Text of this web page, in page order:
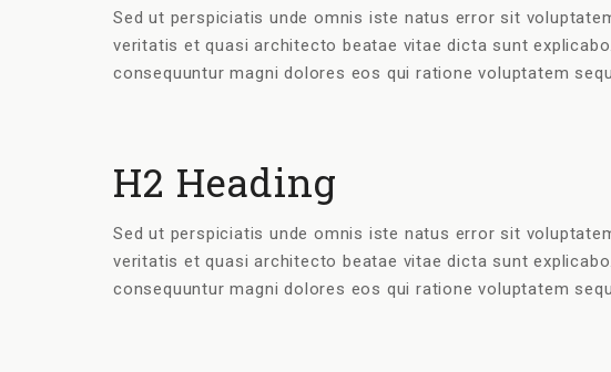
Sed ut perspiciatis unde omnis iste natus error sit
veritatis et quasi architecto beatae vitae dicta sunt
consequuntur magni dolores eos qui ratione voluptatem
H2 Heading
Sed ut perspiciatis unde omnis iste natus error sit
veritatis et quasi architecto beatae vitae dicta sunt
consequuntur magni dolores eos qui ratione voluptatem